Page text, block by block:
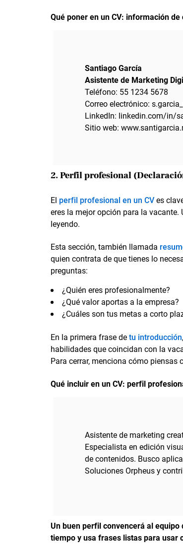
Qué poner en un CV: información de
Santiago García
Asistente de Marketing
Teléfono: 55 1234 5678
Correo electrónico:
LinkedIn: linkedin.com/in/
Sitio web:
2. Perfil profesional
El perfil profesional en un CVes
eres la mejor opción para la
leyendo.
Esta sección, también llamada
quien contrata de que tienes lo
preguntas:
¿Quién eres profesionalmente?
¿Qué valor aportas a la empresa?
¿Cuáles son tus metas a corto
En la primera frase detu introducción
habilidades que coincidan con la
Para cerrar, menciona cómo
Qué incluir en un CV: perfil
Asistente de marketing
Especialista en edición
de contenidos. Busco
Soluciones Orpheus y
Un buen perfil convencerá al
tiempo y usa frases listas para usar